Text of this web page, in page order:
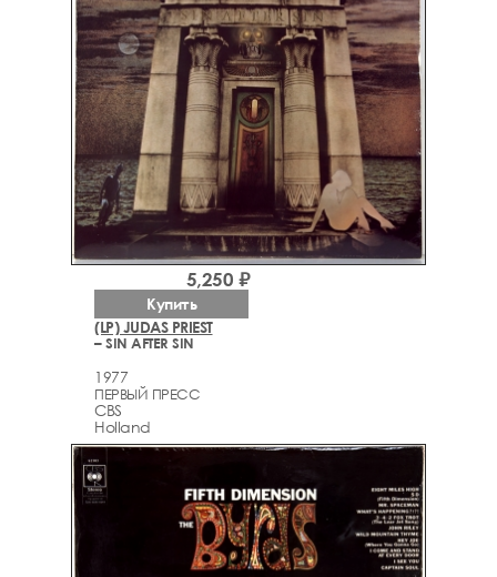
(LP) JUDAS PRIEST
– SIN AFTER SIN
1977
ПЕРВЫЙ ПРЕСС
CBS
Holland
5,250 ₽
Купить